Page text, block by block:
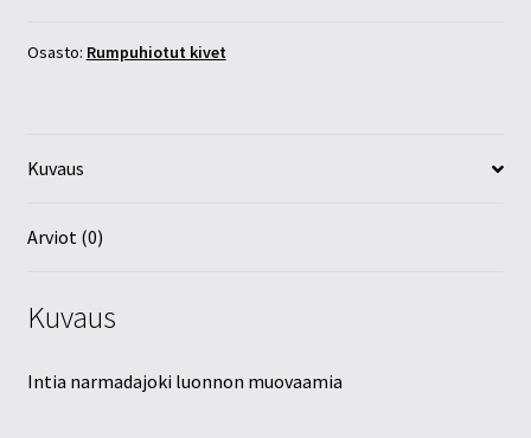
määrä
Osasto: Rumpuhiotut kivet
Kuvaus
Arviot (0)
Kuvaus
Intia narmadajoki luonnon muovaamia